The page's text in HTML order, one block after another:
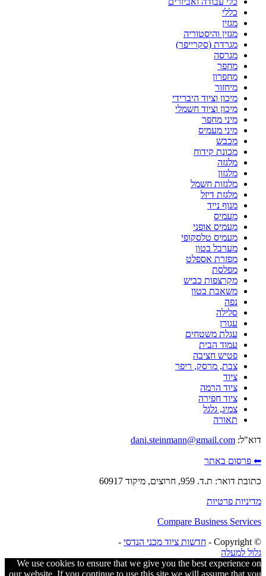
כללי
מגזין
מגזין והיסטוריה
מגרדת (סקרייפר)
מגרסה
מחפר
מחפרון
מיחזור
מיכון וציוד היברידי
מיכון וציוד חשמלי
מיני מחפר
מיני מעמיס
מכבש
מכונת קידוח
מלגזה
מלגזון
מלגזות חשמל
מלגזת דיזל
מנוף נייד
מעמיס
מעמיס אופני
מעמיס טלסקופי
מערבל בטון
מפזרת אספלט
מפלסת
מקרצפות כביש
משאבת בטון
נפה
סלילה
עגורן
עגלת משטחים
עמוד הבית
פטיש חציבה
צבת, מרסק, ריפר
ציוד
ציוד הרמה
ציוד חפירה
צמיג, גלגל
תאורה
דוא"ל: dani.steinmann@gmail.com
⬅ פרסום באתר
כתובת דואר: ת.ד. 959, חרוצים, מיקוד 60917
מדיניות פרטיות
Compare Business Services
© ‫Copyright -
חדשות ציוד מכני הנדסי -
גלול למעלה
We use cookies to ensure that we give you the best experience on
our website. If you continue to use this site we will assume that you